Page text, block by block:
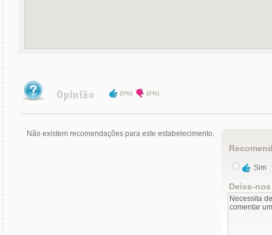
(0%) (0%)
Não existem recomendações para este estabelecimento.
Sim
Deixe-